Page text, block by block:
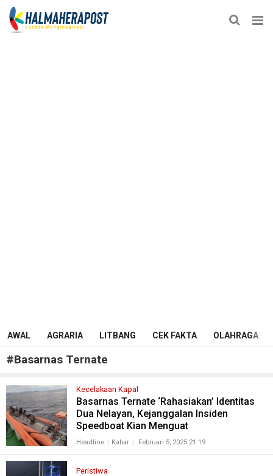
AWAL AGRARIA LITBANG CEK FAKTA OLAHRAGA
#Basarnas Ternate
Kecelakaan Kapal
Basarnas Ternate ‘Rahasiakan’ Identitas
Dua Nelayan, Kejanggalan Insiden
Speedboat Kian Menguat
Headline Kabar Februari 5, 2025 21:19
Peristiwa